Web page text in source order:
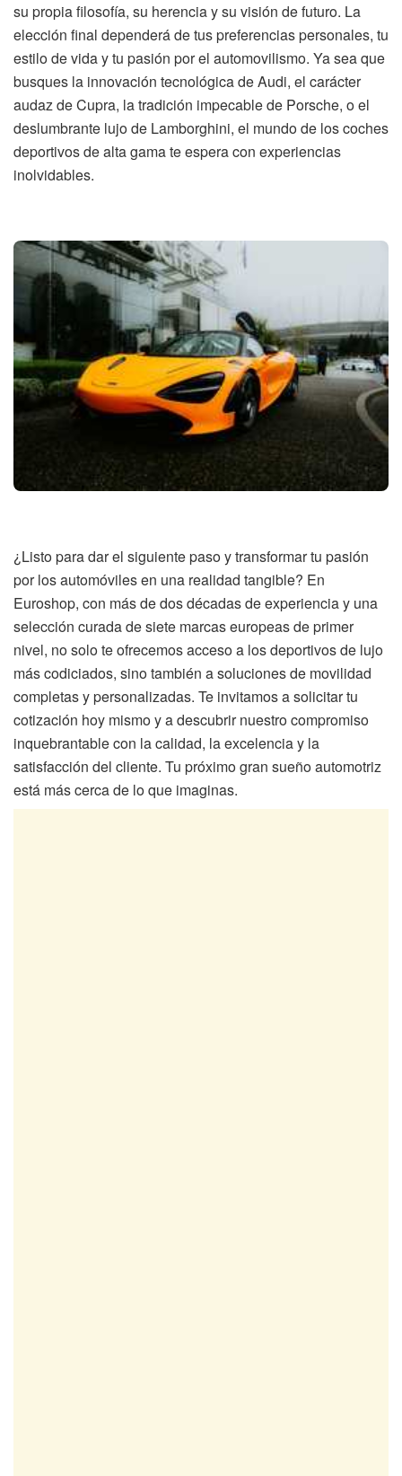
su propia filosofía, su herencia y su visión de futuro. La
elección final dependerá de tus preferencias personales, tu
estilo de vida y tu pasión por el automovilismo. Ya sea que
busques la innovación tecnológica de Audi, el carácter
audaz de Cupra, la tradición impecable de Porsche, o el
deslumbrante lujo de Lamborghini, el mundo de los coches
deportivos de alta gama te espera con experiencias
inolvidables.
¿Listo para dar el siguiente paso y transformar tu pasión
por los automóviles en una realidad tangible? En
Euroshop, con más de dos décadas de experiencia y una
selección curada de siete marcas europeas de primer
nivel, no solo te ofrecemos acceso a los deportivos de lujo
más codiciados, sino también a soluciones de movilidad
completas y personalizadas. Te invitamos a solicitar tu
cotización hoy mismo y a descubrir nuestro compromiso
inquebrantable con la calidad, la excelencia y la
satisfacción del cliente. Tu próximo gran sueño automotriz
está más cerca de lo que imaginas.